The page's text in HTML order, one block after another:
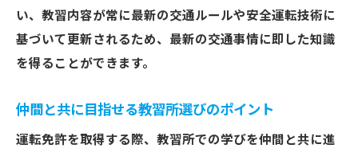
い、教習内容が常に最新の交通ルールや安全運転技術に
基づいて更新されるため、最新の交通事情に即した知識
を得ることができます。
仲間と共に目指せる教習所選びのポイント
運転免許を取得する際、教習所での学びを仲間と共に進